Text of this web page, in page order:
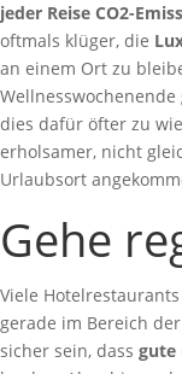
jeder Reise CO2-
oftmals klüger, die
an einem Ort zu
dies dafür öfter zu
erholsamer, nicht
Urlaubsort
Gehe
Viele
gerade im Bereich
sicher sein, dass gute